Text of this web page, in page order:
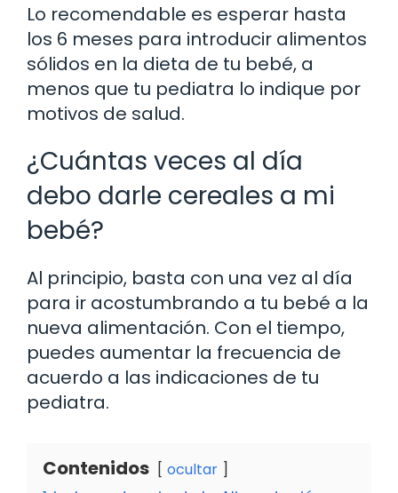
Lo recomendable es esperar hasta
los 6 meses para introducir alimentos
sólidos en la dieta de tu bebé, a
menos que tu pediatra lo indique por
motivos de salud.
¿Cuántas veces al día
debo darle cereales a mi
bebé?
Al principio, basta con una vez al día
para ir acostumbrando a tu bebé a la
nueva alimentación. Con el tiempo,
puedes aumentar la frecuencia de
acuerdo a las indicaciones de tu
pediatra.
Contenidos ocultar